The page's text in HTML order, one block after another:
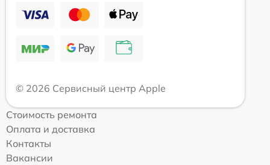
© 2026 Сервисный центр Apple
Стоимость ремонта
Оплата и доставка
Контакты
Вакансии